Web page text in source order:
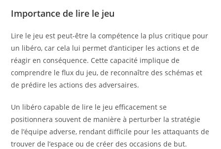
Importance de lire le jeu
Lire le jeu est peut-être la compétence la plus critique pour
un libéro, car cela lui permet d’anticiper les actions et de
réagir en conséquence. Cette capacité implique de
comprendre le flux du jeu, de reconnaître des schémas et
de prédire les actions des adversaires.
Un libéro capable de lire le jeu efficacement se
positionnera souvent de manière à perturber la stratégie
de l’équipe adverse, rendant difficile pour les attaquants de
trouver de l’espace ou de créer des occasions de but.